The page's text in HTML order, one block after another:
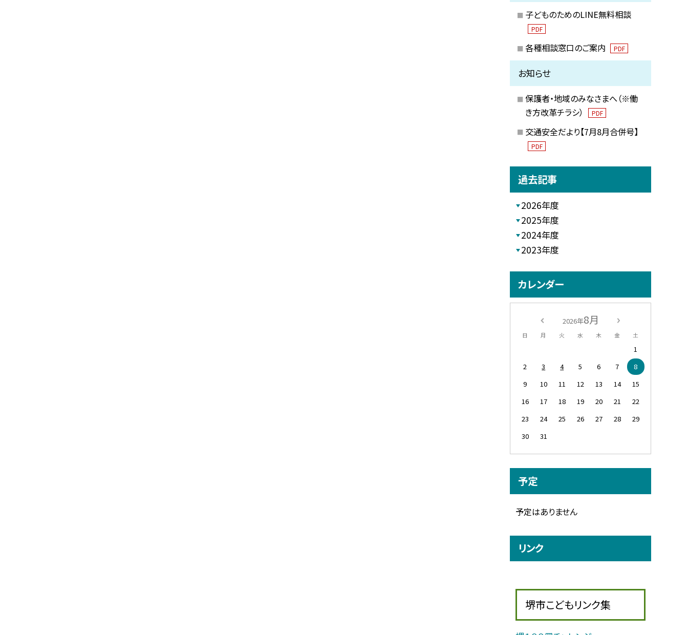
子どものためのLINE無料相談
PDF
各種相談窓口のご案内 PDF
お知らせ
保護者・地域のみなさまへ（※働
き方改革チラシ）
PDF
交通安全だより【7月8月合併号】
PDF
過去記事
2026年度
2025年度
2024年度
2023年度
カレンダー
2026年8月
日 月 火 水 木 金 土
1
2
3 4 5 6 7
8
9
10 11 12 13 14
15
16
17 18 19 20 21
22
23
24 25 26 27 28
29
30
31
予定
予定はありません
リンク
堺市こどもリンク集